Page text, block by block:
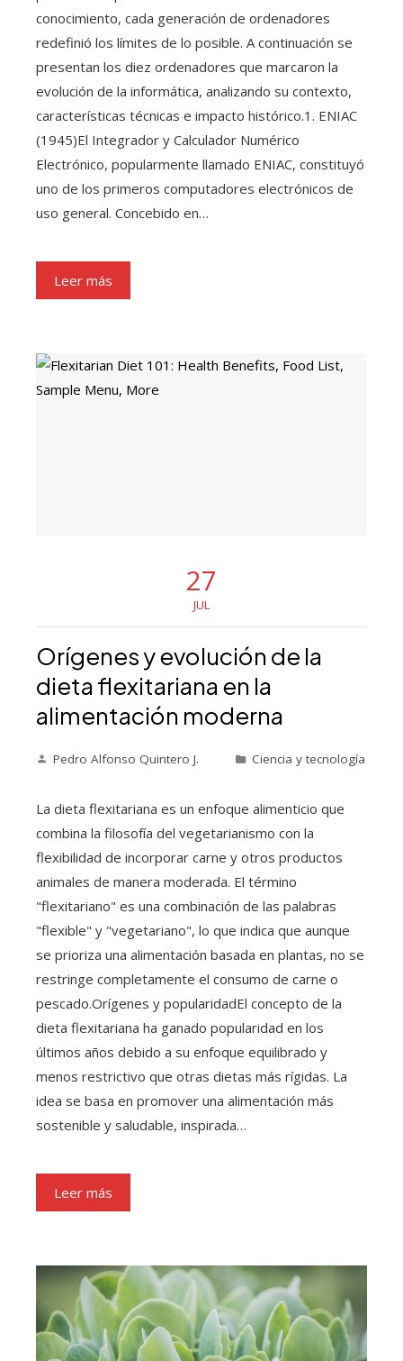
conocimiento, cada generación de ordenadores
redefinió los límites de lo posible. A continuación se
presentan los diez ordenadores que marcaron la
evolución de la informática, analizando su contexto,
características técnicas e impacto histórico.1. ENIAC
(1945)El Integrador y Calculador Numérico
Electrónico, popularmente llamado ENIAC, constituyó
uno de los primeros computadores electrónicos de
uso general. Concebido en…
Leer más
27
JUL
Orígenes y evolución de la
dieta flexitariana en la
alimentación moderna
Pedro Alfonso Quintero J. Ciencia y tecnología
La dieta flexitariana es un enfoque alimenticio que
combina la filosofía del vegetarianismo con la
flexibilidad de incorporar carne y otros productos
animales de manera moderada. El término
"flexitariano" es una combinación de las palabras
"flexible" y "vegetariano", lo que indica que aunque
se prioriza una alimentación basada en plantas, no se
restringe completamente el consumo de carne o
pescado.Orígenes y popularidadEl concepto de la
dieta flexitariana ha ganado popularidad en los
últimos años debido a su enfoque equilibrado y
menos restrictivo que otras dietas más rígidas. La
idea se basa en promover una alimentación más
sostenible y saludable, inspirada…
Leer más